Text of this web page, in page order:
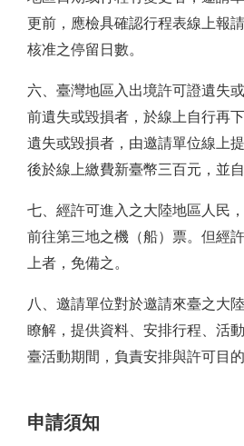
更前，應檢具確認行程表線上報
核准之停留日數。
六、臺灣地區入出境許可證遺失
前遺失或毀損者，於線上自行再
遺失或毀損者，由邀請單位線上
後於線上繳費新臺幣三百元，並自
七、經許可進入之大陸地區人民
前往第三地之機（船）票。但經
上者，免備之。
八、邀請單位對於邀請來臺之大
瞭解，提供資料、安排行程、活
臺活動期間，負責安排與許可目的
申請須知